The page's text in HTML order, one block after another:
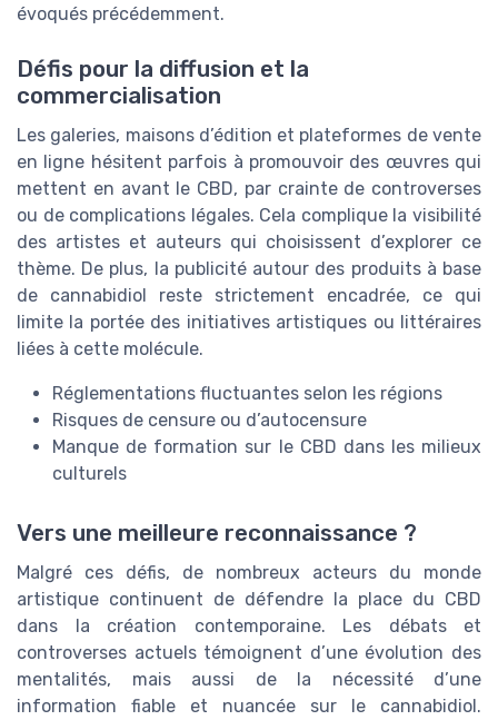
évoqués précédemment.
Défis pour la diffusion et la
commercialisation
Les galeries, maisons d’édition et plateformes de vente
en ligne hésitent parfois à promouvoir des œuvres qui
mettent en avant le CBD, par crainte de controverses
ou de complications légales. Cela complique la visibilité
des artistes et auteurs qui choisissent d’explorer ce
thème. De plus, la publicité autour des produits à base
de cannabidiol reste strictement encadrée, ce qui
limite la portée des initiatives artistiques ou littéraires
liées à cette molécule.
Réglementations fluctuantes selon les régions
Risques de censure ou d’autocensure
Manque de formation sur le CBD dans les milieux
culturels
Vers une meilleure reconnaissance ?
Malgré ces défis, de nombreux acteurs du monde
artistique continuent de défendre la place du CBD
dans la création contemporaine. Les débats et
controverses actuels témoignent d’une évolution des
mentalités, mais aussi de la nécessité d’une
information fiable et nuancée sur le cannabidiol.